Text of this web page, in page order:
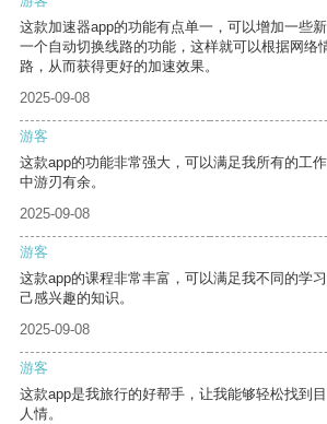
这款加速器app的功能有点单一，可以增加一些
一个自动切换线路的功能，这样就可以根据网络
路，从而获得更好的加速效果。
2025-09-08
游客
这款app的功能非常强大，可以满足我所有的工
中游刃有余。
2025-09-08
游客
这款app的课程非常丰富，可以满足我不同的学
己感兴趣的知识。
2025-09-08
游客
这款app是我旅行的好帮手，让我能够轻松找到
人情。